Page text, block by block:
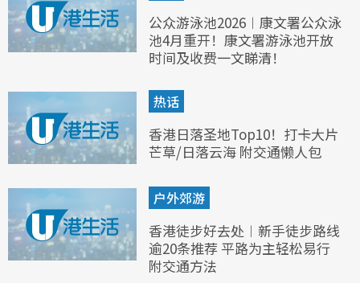
公众游泳池2026︱康文署公众泳
池4月重开！康文署游泳池开放
时间及收费一文睇清！
热话
香港日落圣地Top10！打卡大片
芒草/日落云海 附交通懒人包
户外郊游
香港徒步好去处︱新手徒步路线
逾20条推荐 平路为主轻松易行
附交通方法